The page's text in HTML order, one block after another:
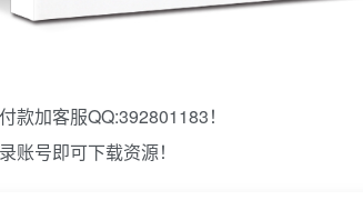
款加客服QQ:392801183！
账号即可下载资源！